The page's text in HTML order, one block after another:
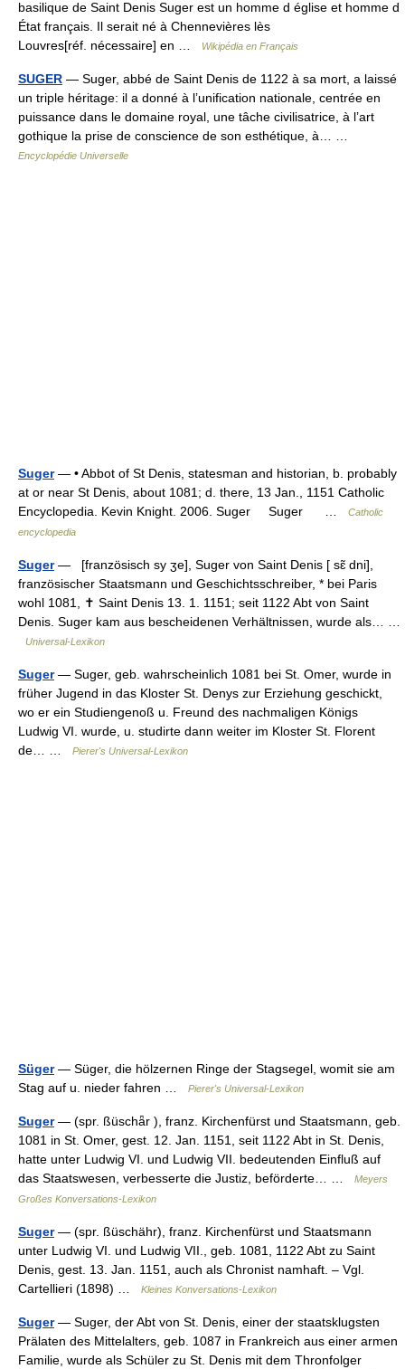
basilique de Saint Denis Suger est un homme d église et homme d
État français. Il serait né à Chennevières lès
Louvres[réf. nécessaire] en …
Wikipédia en Français
SUGER — Suger, abbé de Saint Denis de 1122 à sa mort, a laissé
un triple héritage: il a donné à l’unification nationale, centrée en
puissance dans le domaine royal, une tâche civilisatrice, à l’art
gothique la prise de conscience de son esthétique, à… …
Encyclopédie Universelle
Suger— • Abbot of St Denis, statesman and historian, b. probably
at or near St Denis, about 1081; d. there, 13 Jan., 1151 Catholic
Encyclopedia. Kevin Knight. 2006. Suger Suger …
Catholic
encyclopedia
Suger— [französisch sy ʒe], Suger von Saint Denis [ sɛ̃ dni],
französischer Staatsmann und Geschichtsschreiber, * bei Paris
wohl 1081, ✝ Saint Denis 13. 1. 1151; seit 1122 Abt von Saint
Denis. Suger kam aus bescheidenen Verhältnissen, wurde als… …
Universal-Lexikon
Suger— Suger, geb. wahrscheinlich 1081 bei St. Omer, wurde in
früher Jugend in das Kloster St. Denys zur Erziehung geschickt,
wo er ein Studiengenoß u. Freund des nachmaligen Königs
Ludwig VI. wurde, u. studirte dann weiter im Kloster St. Florent
de… …
Pierer's Universal-Lexikon
Süger— Süger, die hölzernen Ringe der Stagsegel, womit sie am
Stag auf u. nieder fahren …
Pierer's Universal-Lexikon
Suger— (spr. ßüschǟr ), franz. Kirchenfürst und Staatsmann, geb.
1081 in St. Omer, gest. 12. Jan. 1151, seit 1122 Abt in St. Denis,
hatte unter Ludwig VI. und Ludwig VII. bedeutenden Einfluß auf
das Staatswesen, verbesserte die Justiz, beförderte… …
Meyers
Großes Konversations-Lexikon
Suger— (spr. ßüschähr), franz. Kirchenfürst und Staatsmann
unter Ludwig VI. und Ludwig VII., geb. 1081, 1122 Abt zu Saint
Denis, gest. 13. Jan. 1151, auch als Chronist namhaft. – Vgl.
Cartellieri (1898) …
Kleines Konversations-Lexikon
Suger— Suger, der Abt von St. Denis, einer der staatsklugsten
Prälaten des Mittelalters, geb. 1087 in Frankreich aus einer armen
Familie, wurde als Schüler zu St. Denis mit dem Thronfolger